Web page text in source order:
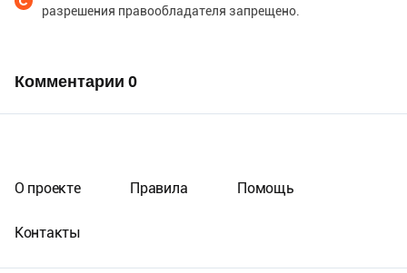
разрешения правообладателя запрещено.
Комментарии 0
О проекте Правила Помощь
Контакты